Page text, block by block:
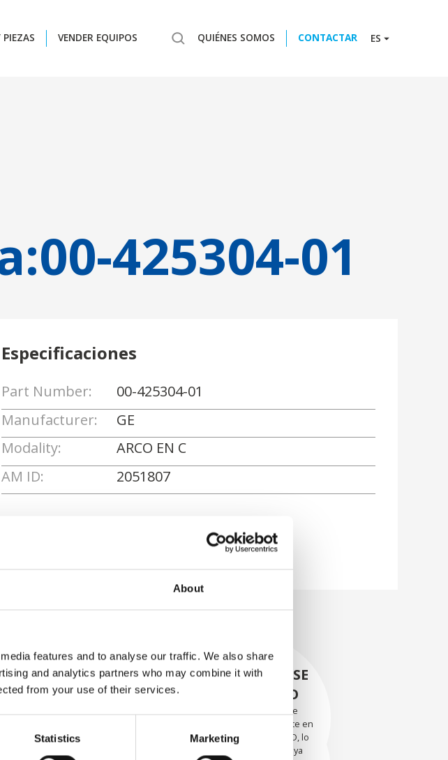
About
features and to analyse our traffic. We also share
and analytics partners who may combine it with
from your use of their services.
Statistics Marketing
PIEZAS VENDER EQUIPOS QUIÉNES SOMOS CONTACTAR ES
00-425304-01
Especificaciones
Part Number:
00-425304-01
Manufacturer:
GE
Modality:
ARCO EN C
AM ID:
2051807
y
EVALUACIÓN
EXHAUSTIVA
RECUPERÁNDOSE
CON CUIDADO
Las piezas utilizables se
recuperan meticulosamente en
un entorno seguro de ESD, lo
que garantiza que no haya
prueban
OEM